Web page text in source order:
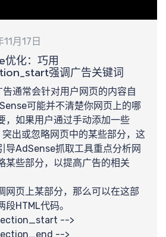
月17日
化：巧用
强调广告关键词
通常会针对用户网页的内容自
可能并不清楚你网页上的哪
，如果用户通过手动添加一些
出或忽略网页中的某些部分，这
导AdSense抓取工具重点分析网
某些部分，以提高广告的相关
网页上某部分，那么可以在这部
HTML代码。
-->
-->